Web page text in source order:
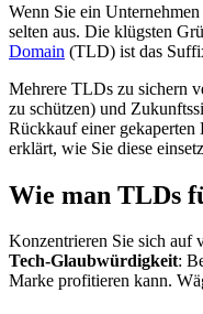
Wenn Sie ein
selten aus. Die klügsten
Domain (TLD) ist das
Mehrere TLDs zu sichern
zu schützen) und
Rückkauf einer
erklärt, wie Sie diese
Wie man TLDs
Konzentrieren Sie sich auf
Tech-Glaubwürdigkeit:
Marke profitieren kann.